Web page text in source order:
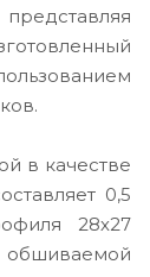
представляя
в качестве
0,5
28х27